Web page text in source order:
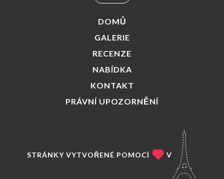
DOMŮ
GALERIE
RECENZE
NABÍDKA
KONTAKT
PRÁVNÍ UPOZORNĚNÍ
STRÁNKY VYTVOŘENÉ POMOCÍ V